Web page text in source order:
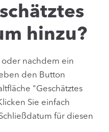
hinzu?
oder nachdem ein
den Button
"Geschätztes
Sie einfach
für diesen